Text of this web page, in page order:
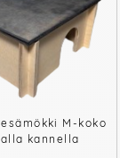
M-koko
kannella